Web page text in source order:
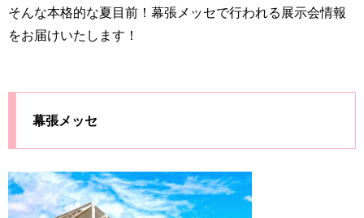
そんな本格的な夏目前！幕張メッセで行われる展示会情報
をお届けいたします！
幕張メッセ